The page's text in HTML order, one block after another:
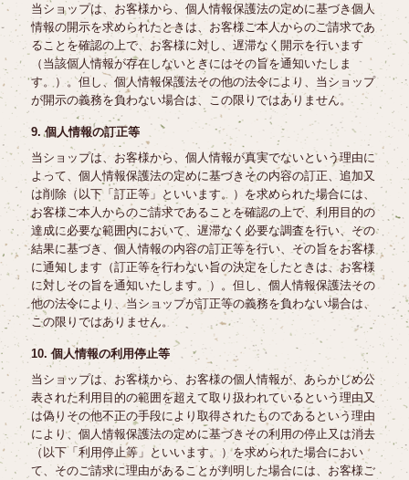
当ショップは、お客様から、個人情報保護法の定めに基づき個人
情報の開示を求められたときは、お客様ご本人からのご請求であ
ることを確認の上で、お客様に対し、遅滞なく開示を行います
（当該個人情報が存在しないときにはその旨を通知いたしま
す。）。但し、個人情報保護法その他の法令により、当ショップ
が開示の義務を負わない場合は、この限りではありません。
9. 個人情報の訂正等
当ショップは、お客様から、個人情報が真実でないという理由に
よって、個人情報保護法の定めに基づきその内容の訂正、追加又
は削除（以下「訂正等」といいます。）を求められた場合には、
お客様ご本人からのご請求であることを確認の上で、利用目的の
達成に必要な範囲内において、遅滞なく必要な調査を行い、その
結果に基づき、個人情報の内容の訂正等を行い、その旨をお客様
に通知します（訂正等を行わない旨の決定をしたときは、お客様
に対しその旨を通知いたします。）。但し、個人情報保護法その
他の法令により、当ショップが訂正等の義務を負わない場合は、
この限りではありません。
10. 個人情報の利用停止等
当ショップは、お客様から、お客様の個人情報が、あらかじめ公
表された利用目的の範囲を超えて取り扱われているという理由又
は偽りその他不正の手段により取得されたものであるという理由
により、個人情報保護法の定めに基づきその利用の停止又は消去
（以下「利用停止等」といいます。）を求められた場合におい
て、そのご請求に理由があることが判明した場合には、お客様ご